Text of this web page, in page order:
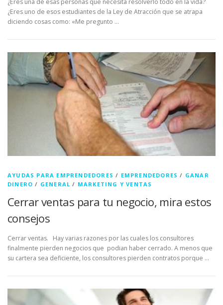
¿Eres una de esas personas que necesita resolverlo todo en la vida?
¿Eres uno de esos estudiantes de la Ley de Atracción que se atrapa
diciendo cosas como: «Me pregunto …
AYUDAS PARA EMPRENDEDORES / EMPRENDEDORES / GANAR
DINERO / GENERAL / MARKETING Y VENTAS
Cerrar ventas para tu negocio, mira estos
consejos
Cerrar ventas. Hay varias razones por las cuales los consultores
finalmente pierden negocios que podian haber cerrado. A menos que
su cartera sea deficiente, los consultores pierden contratos porque …